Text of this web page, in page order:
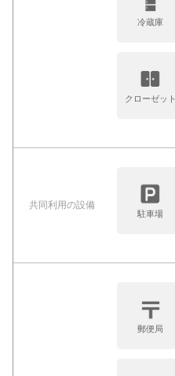
冷蔵庫
クローゼット
共同利⽤の設備
駐車場
郵便局